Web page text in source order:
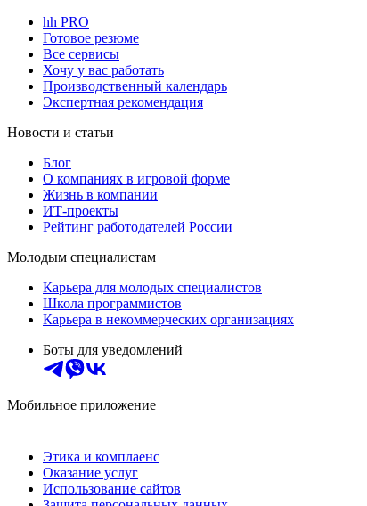
hh PRO
Готовое резюме
Все сервисы
Хочу у вас работать
Производственный календарь
Экспертная рекомендация
Новости и статьи
Блог
О компаниях в игровой форме
Жизнь в компании
ИТ-проекты
Рейтинг работодателей России
Молодым специалистам
Карьера для молодых специалистов
Школа программистов
Карьера в некоммерческих организациях
Боты для уведомлений
Мобильное приложение
Этика и комплаенс
Оказание услуг
Использование сайтов